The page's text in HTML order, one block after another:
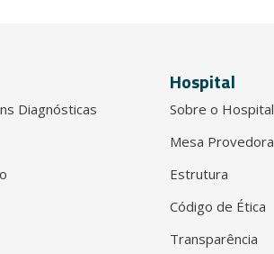
Diagnósticas
Hospital
Sobre o Hospital
Mesa Provedora
Estrutura
Código de Ética
Transparência